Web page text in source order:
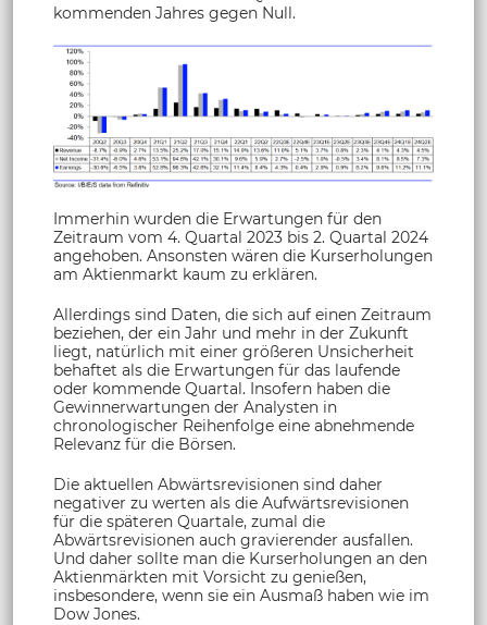
kommenden Jahres gegen Null.
Immerhin wurden die Erwartungen für den
Zeitraum vom 4. Quartal 2023 bis 2. Quartal 2024
angehoben. Ansonsten wären die Kurserholungen
am Aktienmarkt kaum zu erklären.
Allerdings sind Daten, die sich auf einen Zeitraum
beziehen, der ein Jahr und mehr in der Zukunft
liegt, natürlich mit einer größeren Unsicherheit
behaftet als die Erwartungen für das laufende
oder kommende Quartal. Insofern haben die
Gewinnerwartungen der Analysten in
chronologischer Reihenfolge eine abnehmende
Relevanz für die Börsen.
Die aktuellen Abwärtsrevisionen sind daher
negativer zu werten als die Aufwärtsrevisionen
für die späteren Quartale, zumal die
Abwärtsrevisionen auch gravierender ausfallen.
Und daher sollte man die Kurserholungen an den
Aktienmärkten mit Vorsicht zu genießen,
insbesondere, wenn sie ein Ausmaß haben wie im
Dow Jones.